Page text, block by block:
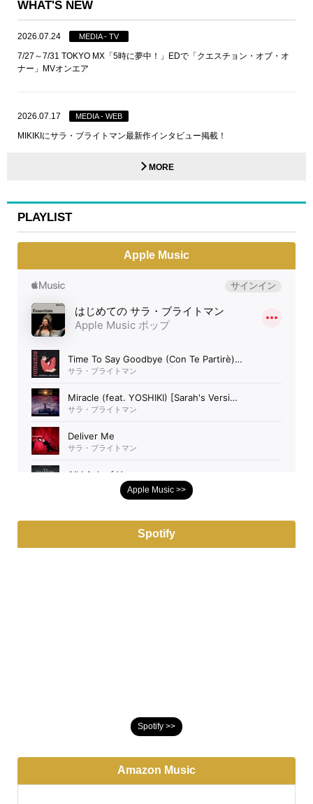
WHAT'S NEW
2026.07.24 MEDIA - TV
7/27～7/31 TOKYO MX「5時に夢中！」EDで「クエスチョン・オブ・オ
ナー」MVオンエア
2026.07.17 MEDIA - WEB
MIKIKIにサラ・ブライトマン最新作インタビュー掲載！
MORE
PLAYLIST
Apple Music
Apple Music >>
Spotify
Spotify >>
Amazon Music